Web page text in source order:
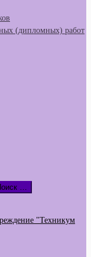
(дипломных) работ
…
"Техникум